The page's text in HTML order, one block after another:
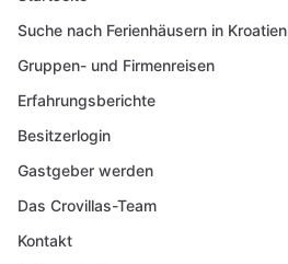
Suche nach Ferienhäusern in Kroatien
Gruppen- und Firmenreisen
Erfahrungsberichte
Besitzerlogin
Gastgeber werden
Das Crovillas-Team
Kontakt